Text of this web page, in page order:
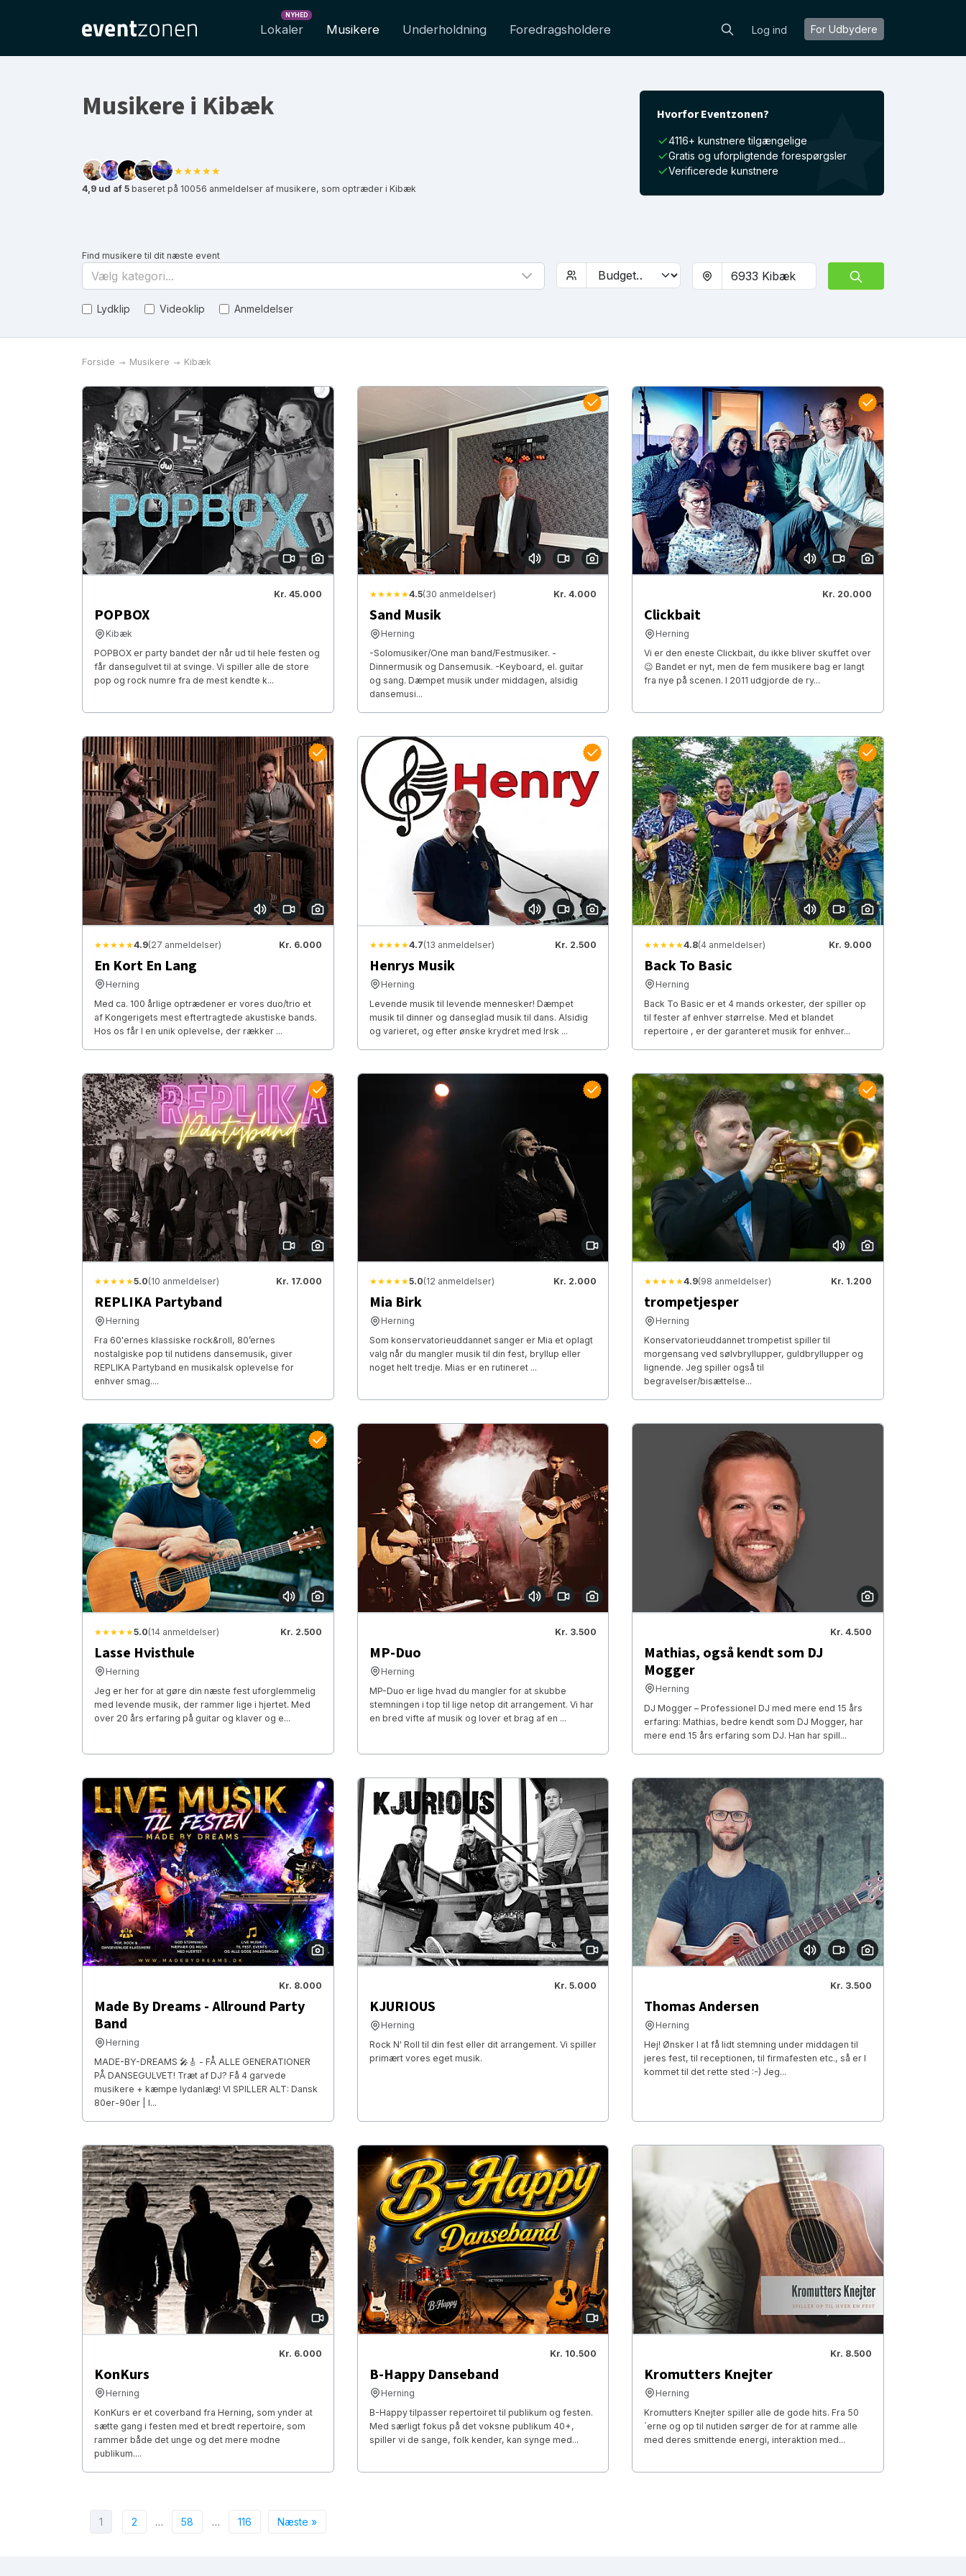
Lokaler
NYHED
Musikere Underholdning Foredragsholdere Log ind For Udbydere
Musikere i Kibæk
★★★★★
4,9 ud af 5 baseret på 10056 anmeldelser af musikere, som optræder i Kibæk
Hvorfor Eventzonen?
4116+ kunstnere tilgængelige
Gratis og uforpligtende forespørgsler
Verificerede kunstnere
Find musikere til dit næste event
Vælg kategori...
Lydklip Videoklip Anmeldelser
Forside Musikere Kibæk
Kr. 45.000
POPBOX
Kibæk
POPBOX er party bandet der når ud til hele festen og
får dansegulvet til at svinge. Vi spiller alle de store
pop og rock numre fra de mest kendte k...
★★★★★4.5(30 anmeldelser) Kr. 4.000
Sand Musik
Herning
-Solomusiker/One man band/Festmusiker. -
Dinnermusik og Dansemusik. -Keyboard, el. guitar
og sang. Dæmpet musik under middagen, alsidig
dansemusi...
Kr. 20.000
Clickbait
Herning
Vi er den eneste Clickbait, du ikke bliver skuffet over
😉 Bandet er nyt, men de fem musikere bag er langt
fra nye på scenen. I 2011 udgjorde de ry...
★★★★★4.9(27 anmeldelser) Kr. 6.000
En Kort En Lang
Herning
Med ca. 100 årlige optrædener er vores duo/trio et
af Kongerigets mest eftertragtede akustiske bands.
Hos os får I en unik oplevelse, der rækker ...
★★★★★4.7(13 anmeldelser) Kr. 2.500
Henrys Musik
Herning
Levende musik til levende mennesker! Dæmpet
musik til dinner og danseglad musik til dans. Alsidig
og varieret, og efter ønske krydret med Irsk ...
★★★★★4.8(4 anmeldelser) Kr. 9.000
Back To Basic
Herning
Back To Basic er et 4 mands orkester, der spiller op
til fester af enhver størrelse. Med et blandet
repertoire , er der garanteret musik for enhver...
★★★★★5.0(10 anmeldelser) Kr. 17.000
REPLIKA Partyband
Herning
Fra 60'ernes klassiske rock&roll, 80’ernes
nostalgiske pop til nutidens dansemusik, giver
REPLIKA Partyband en musikalsk oplevelse for
enhver smag....
★★★★★5.0(12 anmeldelser) Kr. 2.000
Mia Birk
Herning
Som konservatorieuddannet sanger er Mia et oplagt
valg når du mangler musik til din fest, bryllup eller
noget helt tredje. Mias er en rutineret ...
★★★★★4.9(98 anmeldelser) Kr. 1.200
trompetjesper
Herning
Konservatorieuddannet trompetist spiller til
morgensang ved sølvbryllupper, guldbryllupper og
lignende. Jeg spiller også til
begravelser/bisættelse...
★★★★★5.0(14 anmeldelser) Kr. 2.500
Lasse Hvisthule
Herning
Jeg er her for at gøre din næste fest uforglemmelig
med levende musik, der rammer lige i hjertet. Med
over 20 års erfaring på guitar og klaver og e...
Kr. 3.500
MP-Duo
Herning
MP-Duo er lige hvad du mangler for at skubbe
stemningen i top til lige netop dit arrangement. Vi har
en bred vifte af musik og lover et brag af en ...
Kr. 4.500
Mathias, også kendt som DJ
Mogger
Herning
DJ Mogger – Professionel DJ med mere end 15 års
erfaring: Mathias, bedre kendt som DJ Mogger, har
mere end 15 års erfaring som DJ. Han har spill...
Kr. 8.000
Made By Dreams - Allround Party
Band
Herning
MADE-BY-DREAMS 🎤🎸 - FÅ ALLE GENERATIONER
PÅ DANSEGULVET! Træt af DJ? Få 4 garvede
musikere + kæmpe lydanlæg! VI SPILLER ALT: Dansk
80er-90er | I...
Kr. 5.000
KJURIOUS
Herning
Rock N' Roll til din fest eller dit arrangement. Vi spiller
primært vores eget musik.
Kr. 3.500
Thomas Andersen
Herning
Hej! Ønsker I at få lidt stemning under middagen til
jeres fest, til receptionen, til firmafesten etc., så er I
kommet til det rette sted :-) Jeg...
Kr. 6.000
KonKurs
Herning
KonKurs er et coverband fra Herning, som ynder at
sætte gang i festen med et bredt repertoire, som
rammer både det unge og det mere modne
publikum....
Kr. 10.500
B-Happy Danseband
Herning
B-Happy tilpasser repertoiret til publikum og festen.
Med særligt fokus på det voksne publikum 40+,
spiller vi de sange, folk kender, kan synge med...
Kr. 8.500
Kromutters Knejter
Herning
Kromutters Knejter spiller alle de gode hits. Fra 50
´erne og op til nutiden sørger de for at ramme alle
med deres smittende energi, interaktion med...
1 2 … 58 … 116 Næste »